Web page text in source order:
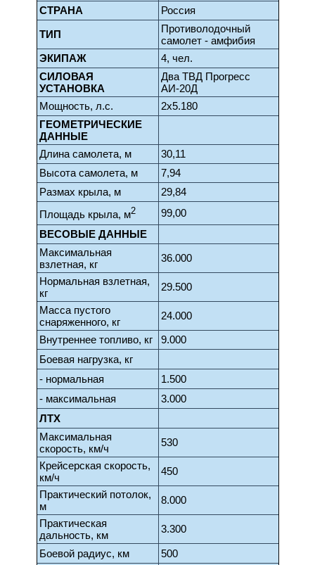
СТРАНА
Россия
ТИП
Противолодочный
самолет - амфибия
ЭКИПАЖ
4, чел.
СИЛОВАЯ
УСТАНОВКА
Два ТВД Прогресс
АИ-20Д
Мощность, л.с.
2х5.180
ГЕОМЕТРИЧЕСКИЕ
ДАННЫЕ
Длина самолета, м
30,11
Высота самолета, м
7,94
Размах крыла, м
29,84
Площадь крыла, м2
99,00
ВЕСОВЫЕ ДАННЫЕ
Максимальная
взлетная, кг
36.000
Нормальная взлетная,
кг
29.500
Масса пустого
снаряженного, кг
24.000
Внутреннее топливо, кг
9.000
Боевая нагрузка, кг
- нормальная
1.500
- максимальная
3.000
ЛТХ
Максимальная
скорость, км/ч
530
Крейсерская скорость,
км/ч
450
Практический потолок,
м
8.000
Практическая
дальность, км
3.300
Боевой радиус, км 500